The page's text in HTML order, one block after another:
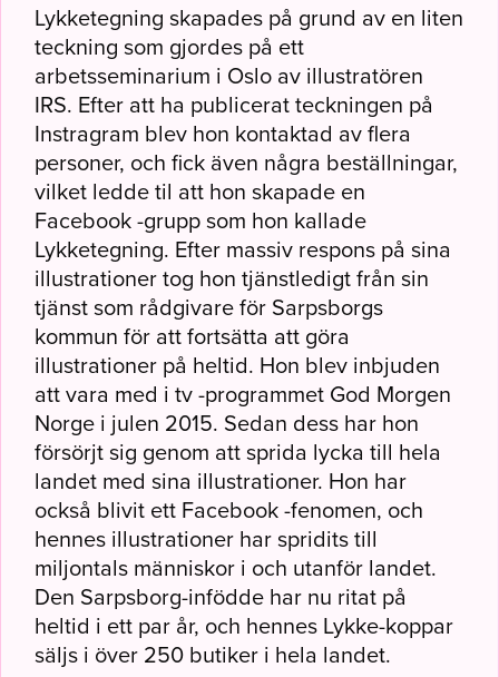
Lykketegning skapades på grund av en liten
teckning som gjordes på ett
arbetsseminarium i Oslo av illustratören
IRS. Efter att ha publicerat teckningen på
Instragram blev hon kontaktad av flera
personer, och fick även några beställningar,
vilket ledde til att hon skapade en
Facebook -grupp som hon kallade
Lykketegning. Efter massiv respons på sina
illustrationer tog hon tjänstledigt från sin
tjänst som rådgivare för Sarpsborgs
kommun för att fortsätta att göra
illustrationer på heltid. Hon blev inbjuden
att vara med i tv -programmet God Morgen
Norge i julen 2015. Sedan dess har hon
försörjt sig genom att sprida lycka till hela
landet med sina illustrationer. Hon har
också blivit ett Facebook -fenomen, och
hennes illustrationer har spridits till
miljontals människor i och utanför landet.
Den Sarpsborg-infödde har nu ritat på
heltid i ett par år, och hennes Lykke-koppar
säljs i över 250 butiker i hela landet.